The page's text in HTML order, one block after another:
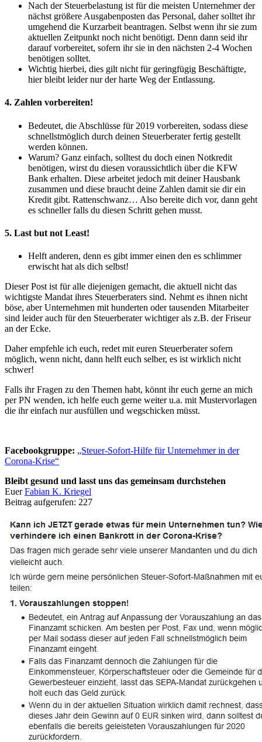
Nach der Steuerbelastung ist für die meisten Unternehmer der
nächst größere Ausgabenposten das Personal, daher solltet ihr
umgehend die Kurzarbeit beantragen. Selbst wenn ihr sie zum
aktuellen Zeitpunkt noch nicht benötigt. Denn dann seid ihr
darauf vorbereitet, sofern ihr sie in den nächsten 2-4 Wochen
benötigen solltet.
Wichtig hierbei, dies gilt nicht für geringfügig Beschäftigte,
hier bleibt leider nur der harte Weg der Entlassung.
4. Zahlen vorbereiten!
Bedeutet, die Abschlüsse für 2019 vorbereiten, sodass diese
schnellstmöglich durch deinen Steuerberater fertig gestellt
werden können.
Warum? Ganz einfach, solltest du doch einen Notkredit
benötigen, wirst du diesen voraussichtlich über die KFW
Bank erhalten. Diese arbeitet jedoch mit deiner Hausbank
zusammen und diese braucht deine Zahlen damit sie dir ein
Kredit gibt. Rattenschwanz… Also bereite dich vor, dann geht
es schneller falls du diesen Schritt gehen musst.
5. Last but not Least!
Helft anderen, denn es gibt immer einen den es schlimmer
erwischt hat als dich selbst!
Dieser Post ist für alle diejenigen gemacht, die aktuell nicht das
wichtigste Mandat ihres Steuerberaters sind. Nehmt es ihnen nicht
böse, aber Unternehmen mit hunderten oder tausenden Mitarbeiter
sind leider auch für den Steuerberater wichtiger als z.B. der Friseur
an der Ecke.
Daher empfehle ich euch, redet mit euren Steuerberater sofern
möglich, wenn nicht, dann helft euch selber, es ist wirklich nicht
schwer!
Falls ihr Fragen zu den Themen habt, könnt ihr euch gerne an mich
per PN wenden, ich helfe euch gerne weiter u.a. mit Mustervorlagen
die ihr einfach nur ausfüllen und wegschicken müsst.
Facebookgruppe: „Steuer-Sofort-Hilfe für Unternehmer in der
Corona-Krise“
Bleibt gesund und lasst uns das gemeinsam durchstehen
EuerFabian K. Kriegel
Beitrag aufgerufen: 227